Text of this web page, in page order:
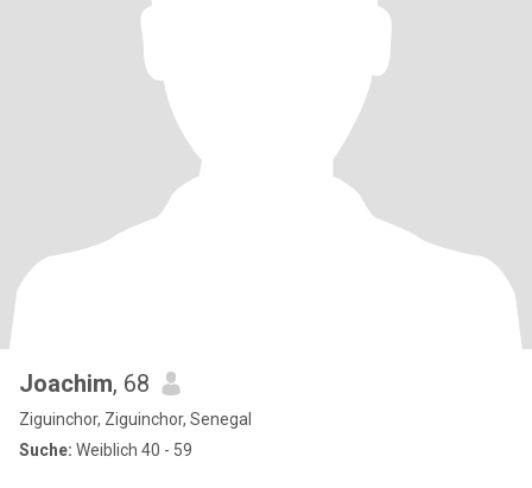
Joachim, 68
Ziguinchor, Ziguinchor, Senegal
Suche: Weiblich 40 - 59